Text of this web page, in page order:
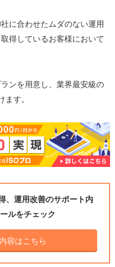
に合わせたムダのない運用
得しているお客様において
ンを用意し、業界最安級の
す。
、運用改善のサポート内
ルをチェック
容はこちら